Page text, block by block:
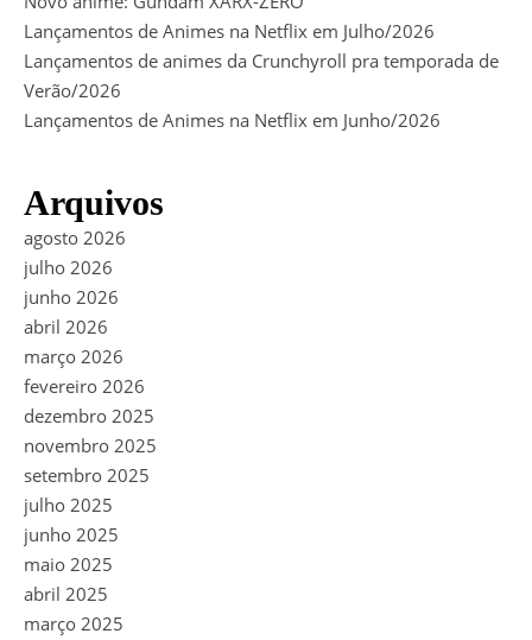
Lançamentos de Animes na Netflix em Julho/2026
Lançamentos de animes da Crunchyroll pra temporada de
Verão/2026
Lançamentos de Animes na Netflix em Junho/2026
Arquivos
agosto 2026
julho 2026
junho 2026
abril 2026
março 2026
fevereiro 2026
dezembro 2025
novembro 2025
setembro 2025
julho 2025
junho 2025
maio 2025
abril 2025
março 2025